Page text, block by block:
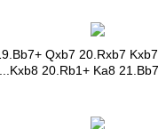
Qxb7 20.Rxb7 Kxb7
20.Rb1+ Ka8